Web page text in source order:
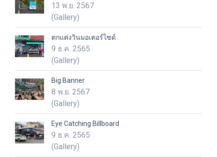
13 พ.ย. 2567
(Gallery)
ตกแต่งวินมอเตอร์ไซด์
9 ธ.ค. 2565
(Gallery)
Big Banner
8 พ.ย. 2567
(Gallery)
Eye Catching Billboard
9 ธ.ค. 2565
(Gallery)